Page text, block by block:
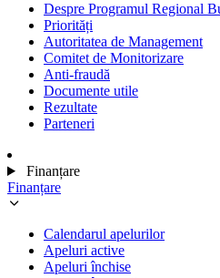
Despre Programul Regional
Priorități
Autoritatea de Management
Comitet de Monitorizare
Anti-fraudă
Documente utile
Rezultate
Parteneri
Finanțare
Finanțare
Calendarul apelurilor
Apeluri active
Apeluri închise